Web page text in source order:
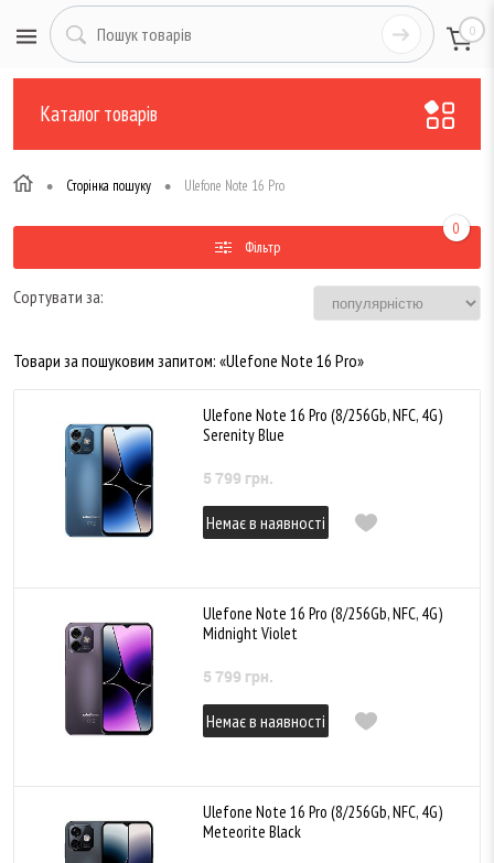
0
Каталог товарів
• Сторінка пошуку • Ulefone Note 16 Pro
Фільтр
0
Сортувати за:
Товари за пошуковим запитом: «Ulefone Note 16 Pro»
Ulefone Note 16 Pro (8/256Gb, NFC, 4G)
Serenity Blue
5 799 грн.
Немає в наявності
Ulefone Note 16 Pro (8/256Gb, NFC, 4G)
Midnight Violet
5 799 грн.
Немає в наявності
Ulefone Note 16 Pro (8/256Gb, NFC, 4G)
Meteorite Black